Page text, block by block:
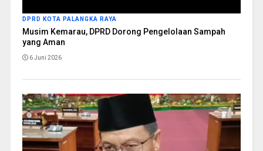
DPRD KOTA PALANGKA RAYA
Musim Kemarau, DPRD Dorong Pengelolaan Sampah
yang Aman
6 Juni 2026